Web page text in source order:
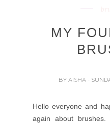
MY
BY AISHA -
Hello everyone and
again about